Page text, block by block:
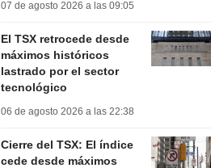
07 de agosto 2026 a las 09:05
El TSX retrocede desde
máximos históricos
lastrado por el sector
tecnológico
06 de agosto 2026 a las 22:38
Cierre del TSX: El índice
cede desde máximos